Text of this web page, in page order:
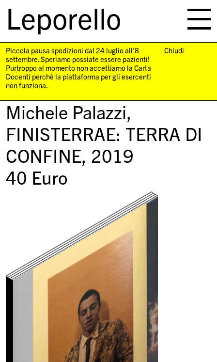
Leporello
navigation
Piccola pausa spedizioni dal 24 luglio all'8
settembre. Speriamo possiate essere pazienti!
Purtroppo al momento non accettiamo la Carta
Docenti perchè la piattaforma per gli esercenti
non funziona.
Chiudi
Michele Palazzi,
FINISTERRAE: TERRA DI
CONFINE, 2019
40 Euro